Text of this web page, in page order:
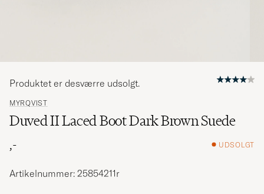
MYRQVIST
Duved II Laced Boot Dark Brown Suede
,-
UDSOLGT
Produktet er desværre udsolgt.
Artikelnummer: 25854211r